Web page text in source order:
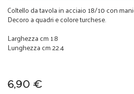
Coltello da tavola in acciaio 18/10 con
Decoro a quadri e colore turchese.
Larghezza cm 1.8
Lunghezza cm 22.4
6,90 €